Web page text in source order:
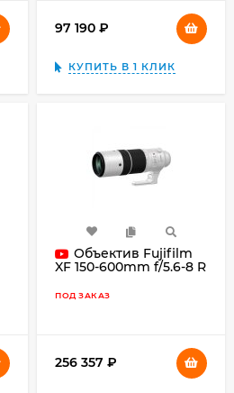
97 190
КУПИТЬ В 1 КЛИК
Объектив Fujifilm
XF 150-600mm f/5.6-8 R
ПОД ЗАКАЗ
256 357